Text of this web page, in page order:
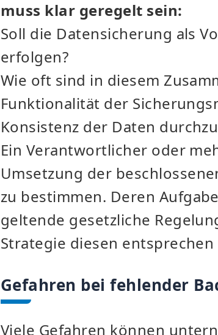
muss klar geregelt sein:
Soll die Datensicherung als
erfolgen?
Wie oft sind in diesem
Funktionalität der
Konsistenz der Daten
Ein Verantwortlicher oder
Umsetzung der
zu bestimmen. Deren
geltende gesetzliche
Strategie diesen entsprechen
Gefahren bei fehlender
Viele Gefahren können